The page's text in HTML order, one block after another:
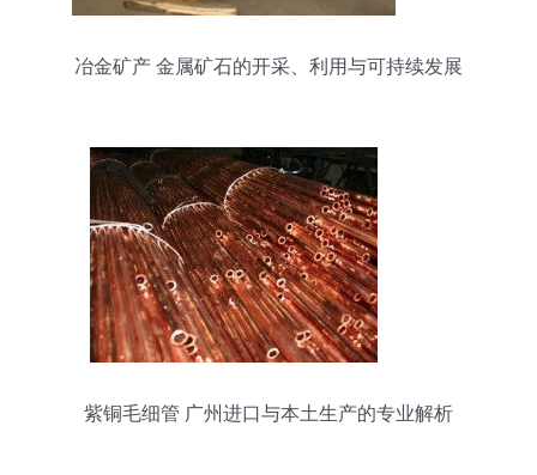
冶金矿产 金属矿石的开采、利用与可持续发展
紫铜毛细管 广州进口与本土生产的专业解析